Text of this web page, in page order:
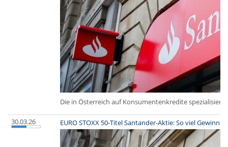
Die in Österreich auf Konsumentenkredite
30.03.26 EURO STOXX 50-Titel Santander-Aktie: So viel